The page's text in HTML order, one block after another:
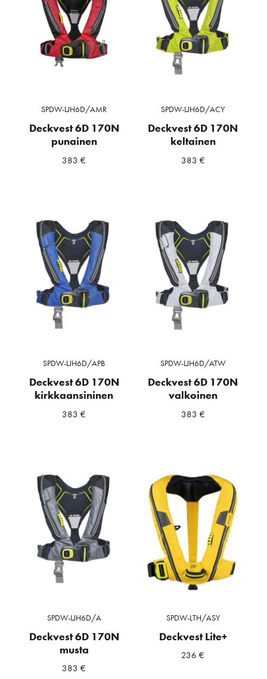
SPDW-LJH6D/AMR
Deckvest 6D 170N
punainen
383€
SPDW-LJH6D/ACY
Deckvest 6D 170N
keltainen
383 €
SPDW-LJH6D/APB
Deckvest 6D 170N
kirkkaansininen
383€
SPDW-LJH6D/ATW
Deckvest 6D 170N
valkoinen
383 €
SPDW-LJH6D/A
Deckvest 6D 170N
musta
383€
SPDW-LTH/ASY
Deckvest Lite+
236€